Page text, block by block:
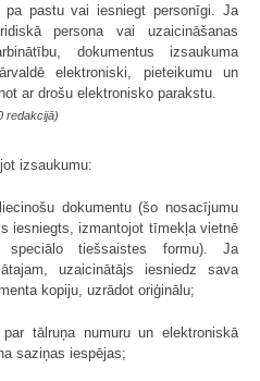
pa pastu vai iesniegt personīgi. Ja
persona vai uzaicināšanas
dokumentus izsaukuma
elektroniski, pieteikumu un
ar drošu elektronisko parakstu.
redakcijā)
izsaukumu:
dokumentu (šo nosacījumu
iesniegts, izmantojot tīmekļa vietnē
speciālo tiešsaistes formu). Ja
uzaicinātājs iesniedz sava
kopiju, uzrādot oriģinālu;
tālruņa numuru un elektroniskā
saziņas iespējas;